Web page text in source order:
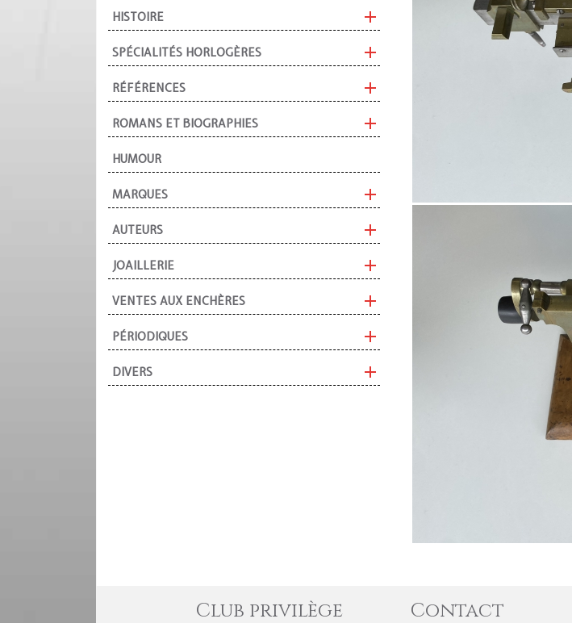
HISTOIRE
SPÉCIALITÉS HORLOGÈRES
RÉFÉRENCES
ROMANS ET BIOGRAPHIES
HUMOUR
MARQUES
AUTEURS
JOAILLERIE
VENTES AUX ENCHÈRES
PÉRIODIQUES
DIVERS
Club privilège Contact